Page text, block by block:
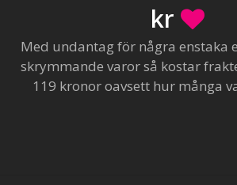
kr
Med undantag för några enstaka
skrymmande varor så kostar
119 kronor oavsett hur många